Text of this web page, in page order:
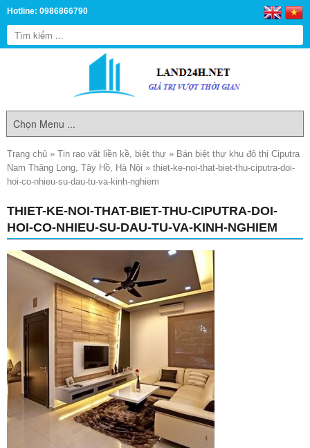
Hotline: 0986866790
Trang chủ » Tin rao vặt liền kề, biệt thự » Bán biệt thự khu đô thị Ciputra
Nam Thăng Long, Tây Hồ, Hà Nội » thiet-ke-noi-that-biet-thu-ciputra-doi-
hoi-co-nhieu-su-dau-tu-va-kinh-nghiem
THIET-KE-NOI-THAT-BIET-THU-CIPUTRA-DOI-
HOI-CO-NHIEU-SU-DAU-TU-VA-KINH-NGHIEM